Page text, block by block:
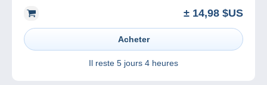
± 14,98 $US
Acheter
Il reste 5 jours 4 heures